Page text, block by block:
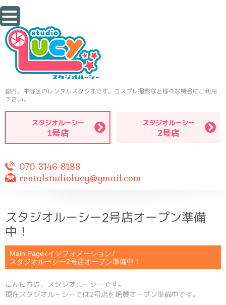
都内、中野区のレンタルスタジオです。コスプレ撮影など様々な機会にご利用
下さい。
スタジオルーシー
1号店
スタジオルーシー
2号店
070-3146-8188
rentalstudiolucy@gmail.com
スタジオルーシー2号店オープン準備
中！
Main Page インフォメーション
スタジオルーシー2号店オープン準備中！
こんにちは、スタジオルーシーです。
現在スタジオルーシーでは2号店を絶賛オープン準備中です。